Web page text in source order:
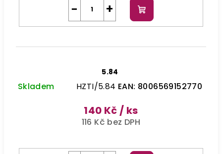
+
− Do
košíku
5.84
Skladem HZTI/5.84 EAN: 8006569152770
140 Kč / ks
116 Kč bez DPH